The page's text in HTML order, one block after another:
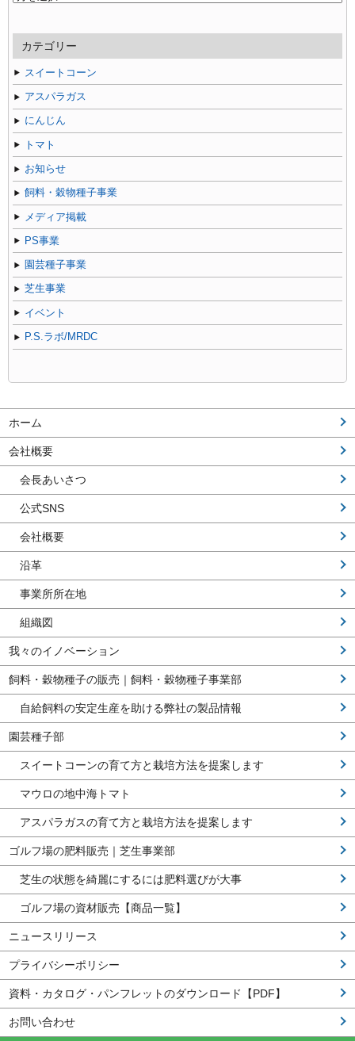
記
事
カテゴリー
スイートコーン
アスパラガス
にんじん
トマト
お知らせ
飼料・穀物種子事業
メディア掲載
PS事業
園芸種子事業
芝生事業
イベント
P.S.ラボ/MRDC
ホーム
会社概要
会長あいさつ
公式SNS
会社概要
沿革
事業所所在地
組織図
我々のイノベーション
飼料・穀物種子の販売｜飼料・穀物種子事業部
自給飼料の安定生産を助ける弊社の製品情報
園芸種子部
スイートコーンの育て方と栽培方法を提案します
マウロの地中海トマト
アスパラガスの育て方と栽培方法を提案します
ゴルフ場の肥料販売｜芝生事業部
芝生の状態を綺麗にするには肥料選びが大事
ゴルフ場の資材販売【商品一覧】
ニュースリリース
プライバシーポリシー
資料・カタログ・パンフレットのダウンロード【PDF】
お問い合わせ